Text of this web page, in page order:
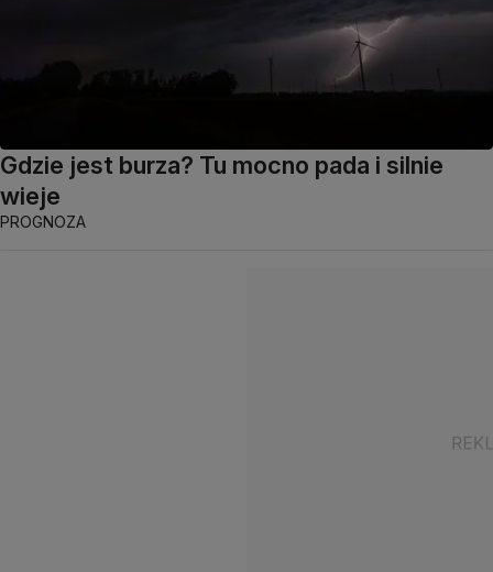
Gdzie jest burza? Tu mocno pada i silnie
wieje
PROGNOZA